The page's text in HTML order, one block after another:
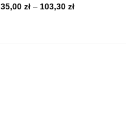
35,00 zł – 103,30 złZakres